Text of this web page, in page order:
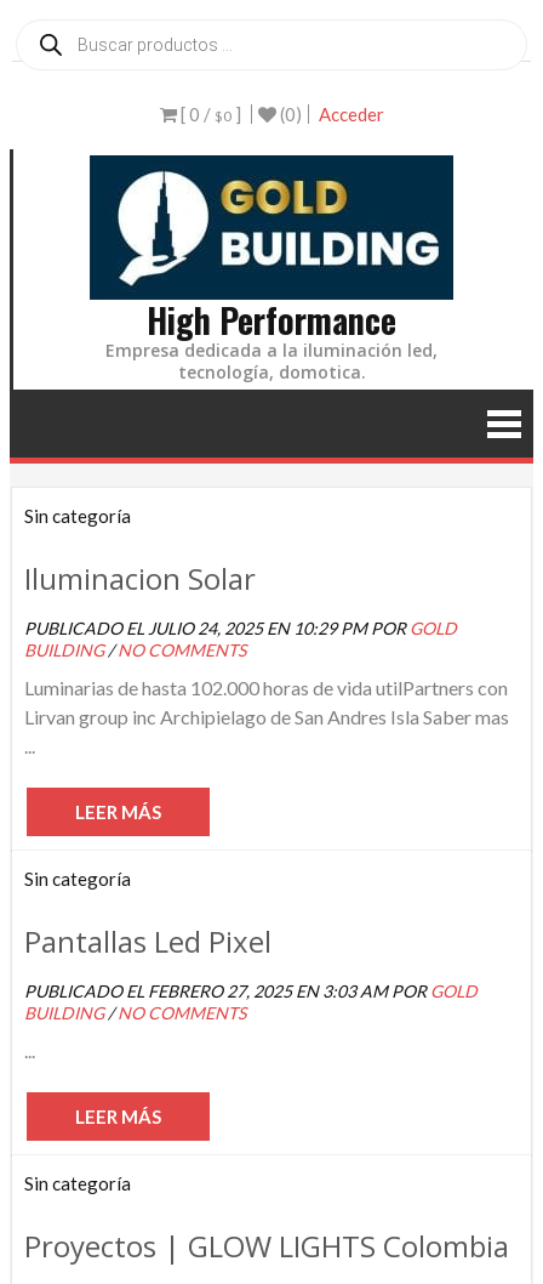
alproductos
[ 0 / $0] (0) Acceder
High Performance
Empresa dedicada a la iluminación led,
tecnología, domotica.
Sin categoría
Iluminacion Solar
PUBLICADO EL JULIO 24, 2025 EN 10:29 PM PORGOLD
BUILDING/NO COMMENTS
Luminarias de hasta 102.000 horas de vida utilPartners con
Lirvan group inc Archipielago de San Andres Isla Saber mas
...
LEER MÁS
Sin categoría
Pantallas Led Pixel
PUBLICADO EL FEBRERO 27, 2025 EN 3:03 AM PORGOLD
BUILDING/NO COMMENTS
...
LEER MÁS
Sin categoría
Proyectos | GLOW LIGHTS Colombia